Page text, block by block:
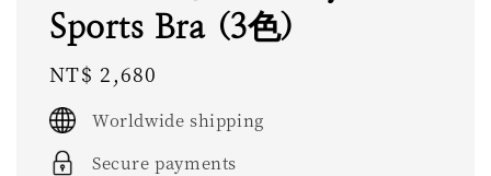
Sports Bra (3色)
Regular
price
NT$ 2,680
Worldwide shipping
Secure payments